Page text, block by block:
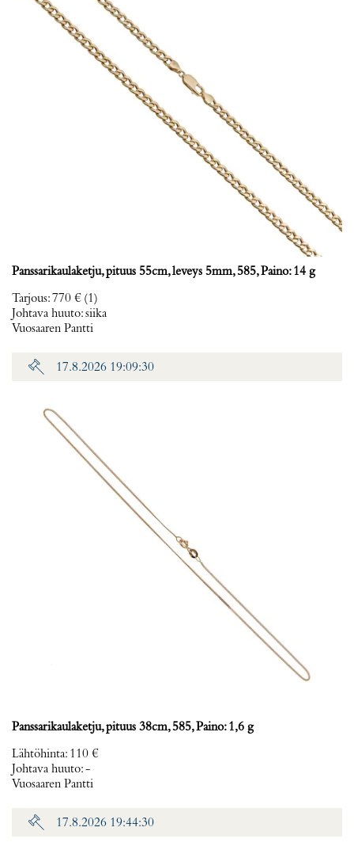
Panssarikaulaketju, pituus 55cm, leveys 5mm, 585, Paino: 14 g
Tarjous:770 € (1)
Johtava huuto:siika
Vuosaaren Pantti
17.8.2026 19:09:30
Panssarikaulaketju, pituus 38cm, 585, Paino: 1,6 g
Lähtöhinta: 110 €
Johtava huuto:-
Vuosaaren Pantti
17.8.2026 19:44:30